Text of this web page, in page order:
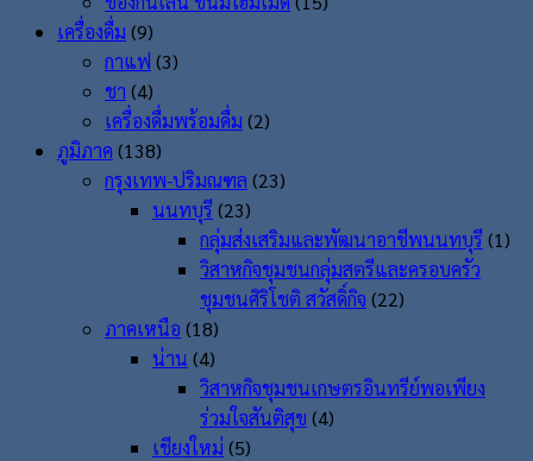
เครื่องดื่ม (9)
กาแฟ (3)
ชา (4)
เครื่องดื่มพร้อมดื่ม (2)
ภูมิภาค (138)
กรุงเทพ-ปริมณฑล (23)
นนทบุรี (23)
กลุ่มส่งเสริมและพัฒนาอาชีพนนทบุรี (1)
วิสาหกิจชุมชนกลุ่มสตรีและครอบครัว
ชุมชนศิริโชติ สวัสดิ์กิจ (22)
ภาคเหนือ (18)
น่าน (4)
วิสาหกิจชุมชนเกษตรอินทรีย์พอเพียง
ร่วมใจสันติสุข (4)
เชียงใหม่ (5)